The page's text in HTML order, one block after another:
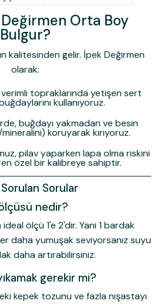
Orta Boy
Bulgur?
kalitesinden gelir. İpek Değirmen
olarak:
topraklarında yetişen sert
kullanıyoruz.
buğdayı yakmadan ve besin
koruyarak kırıyoruz.
pilav yaparken lapa olma riskini
özel bir kalibreye sahiptir.
Sorulan Sorular
nedir?
ideal ölçü1'e 2'dir. Yani 1 bardak
daha yumuşak seviyorsanız suyu
daha artırabilirsiniz.
gerekir mi?
kepek tozunu ve fazla nişastayı